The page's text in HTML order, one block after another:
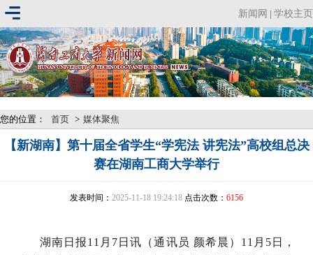
新闻网 学校主页
您的位置： 首页 > 媒体聚焦
【新湖南】第十届全省学生“学宪法 讲宪法”高校组总决
赛在湖南工商大学举行
发表时间： 2025-11-18 19:24:18 点击次数： 6156
湖南日报11月7日讯（通讯员 颜希晨）11月5日，